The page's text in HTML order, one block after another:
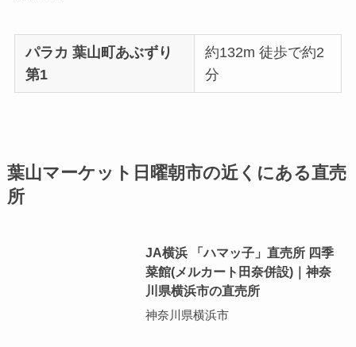
パラカ 葉山町あぶずり
第1
約132m 徒歩で約2
分
葉山マーケット日曜朝市の近くにある直売
所
JA横浜 「ハマッ子」直売所 四季
菜館(メルカート田奈併設)｜神奈
川県横浜市の直売所
神奈川県横浜市